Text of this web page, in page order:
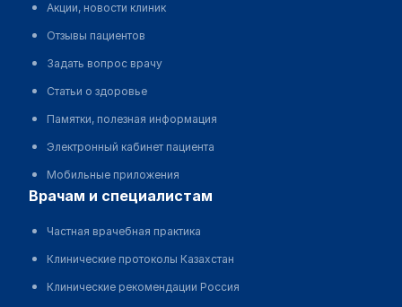
Акции, новости клиник
Отзывы пациентов
Задать вопрос врачу
Статьи о здоровье
Памятки, полезная информация
Электронный кабинет пациента
Мобильные приложения
врачам и специалистам
Частная врачебная практика
Клинические протоколы Казахстан
Клинические рекомендации Россия